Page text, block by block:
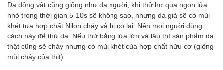
- Ví Da Cá Sấu là một vật dùng tuy nhỏ bé nhưng người sở hữu
nó toát ra một phong thái không hề nhỏ. Bạn sẽ cảm thấytựn
tin, hãnh diệnvới những người xung quanh mỗi khi dùng tới nó.
- Một người đàn ông thành công không thể tách rời những sản
phẩm mang tính đẳng cấp. Và bạn chính là một trong
Da động vật cũng giống như da người, khi thử hơ qua ngọn lửa
nhỏ trong thời gian 5-10s sẽ không sao, nhưng da giả sẽ có mùi
khét tựa hợp chất Nilon cháy và bị co lại. Nên mọi người dùng
cách này để thử da. Nếu thử bằng lửa lớn và lâu thì sản phẩm da
thật cũng sẽ cháy nhưng có mùi khét của hợp chất hữu cơ (giống
mùi cháy của thịt).